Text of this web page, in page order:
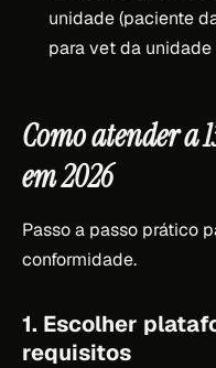
unidade (paciente
para vet da
Como atender a
em 2026
Passo a passo prático
conformidade.
1. Escolher
requisitos